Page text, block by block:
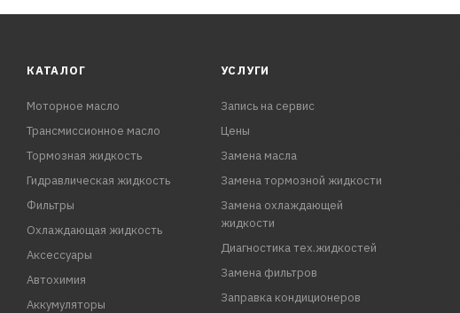
КАТАЛОГ
Моторное масло
Трансмиссионное масло
Тормозная жидкость
Гидравлическая жидкость
Фильтры
Охлаждающая жидкость
Аксессуары
Автохимия
Аккумуляторы
УСЛУГИ
Запись на сервис
Цены
Замена масла
Замена тормозной жидкости
Замена охлаждающей
жидкости
Диагностика тех.жидкостей
Замена фильтров
Заправка кондиционеров